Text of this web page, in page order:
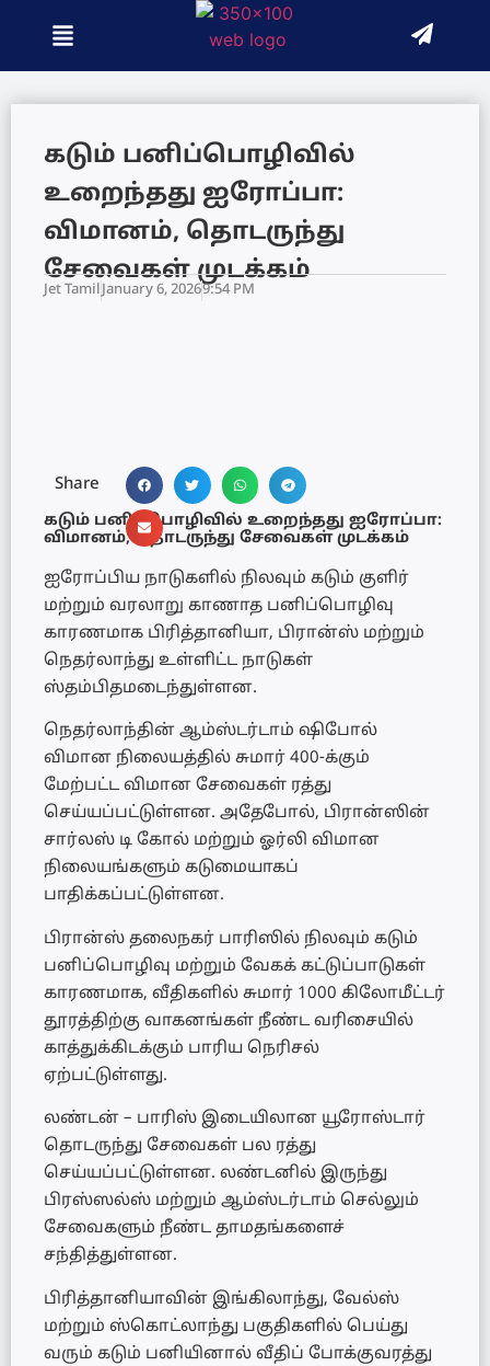
கடும் பனிப்பொழிவில்
உறைந்தது ஐரோப்பா:
விமானம், தொடருந்து
சேவைகள் முடக்கம்
Jet Tamil January 6, 20269:54 PM
Share
கடும் பனிப்பொழிவில் உறைந்தது ஐரோப்பா:
விமானம், தொடருந்து சேவைகள் முடக்கம்
ஐரோப்பிய நாடுகளில் நிலவும் கடும் குளிர்
மற்றும் வரலாறு காணாத பனிப்பொழிவு
காரணமாக பிரித்தானியா, பிரான்ஸ் மற்றும்
நெதர்லாந்து உள்ளிட்ட நாடுகள்
ஸ்தம்பிதமடைந்துள்ளன.
நெதர்லாந்தின் ஆம்ஸ்டர்டாம் ஷிபோல்
விமான நிலையத்தில் சுமார் 400-க்கும்
மேற்பட்ட விமான சேவைகள் ரத்து
செய்யப்பட்டுள்ளன. அதேபோல், பிரான்ஸின்
சார்லஸ் டி கோல் மற்றும் ஓர்லி விமான
நிலையங்களும் கடுமையாகப்
பாதிக்கப்பட்டுள்ளன.
பிரான்ஸ் தலைநகர் பாரிஸில் நிலவும் கடும்
பனிப்பொழிவு மற்றும் வேகக் கட்டுப்பாடுகள்
காரணமாக, வீதிகளில் சுமார் 1000 கிலோமீட்டர்
தூரத்திற்கு வாகனங்கள் நீண்ட வரிசையில்
காத்துக்கிடக்கும் பாரிய நெரிசல்
ஏற்பட்டுள்ளது.
லண்டன் – பாரிஸ் இடையிலான யூரோஸ்டார்
தொடருந்து சேவைகள் பல ரத்து
செய்யப்பட்டுள்ளன. லண்டனில் இருந்து
பிரஸ்ஸல்ஸ் மற்றும் ஆம்ஸ்டர்டாம் செல்லும்
சேவைகளும் நீண்ட தாமதங்களைச்
சந்தித்துள்ளன.
பிரித்தானியாவின் இங்கிலாந்து, வேல்ஸ்
மற்றும் ஸ்கொட்லாந்து பகுதிகளில் பெய்து
வரும் கடும் பனியினால் வீதிப் போக்குவரத்து